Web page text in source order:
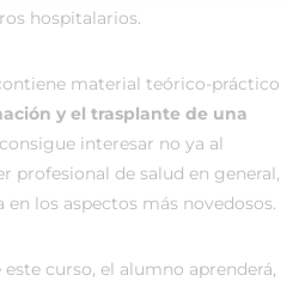
hospitalarios.
material teórico-práctico
y el trasplante de una
interesar no ya al
profesional de salud en general,
los aspectos más novedosos.
curso, el alumno aprenderá,